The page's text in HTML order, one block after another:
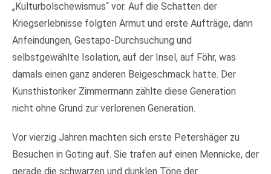
„Kulturbolschewismus“ vor. Auf die Schatten der
Kriegserlebnisse folgten Armut und erste Aufträge, dann
Anfeindungen, Gestapo-Durchsuchung und
selbstgewählte Isolation, auf der Insel, auf Föhr, was
damals einen ganz anderen Beigeschmack hatte. Der
Kunsthistoriker Zimmermann zählte diese Generation
nicht ohne Grund zur verlorenen Generation.
Vor vierzig Jahren machten sich erste Petershäger zu
Besuchen in Goting auf. Sie trafen auf einen Mennicke, der
gerade die schwarzen und dunklen Töne der